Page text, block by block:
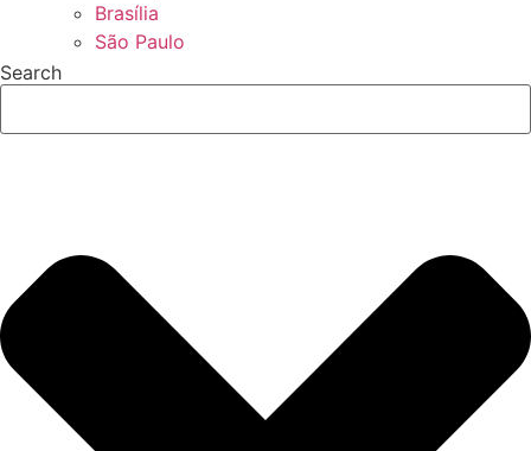
Brasília
São Paulo
Search